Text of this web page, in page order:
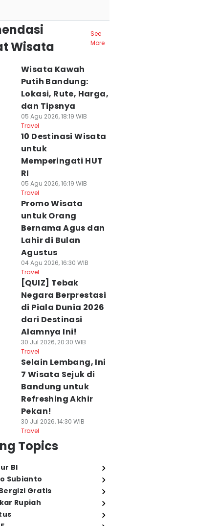
Wisata
See
More
Wisata Kawah
Putih Bandung:
Lokasi, Rute, Harga,
dan Tipsnya
05 Agu 2026, 18:19 WIB
Travel
10 Destinasi Wisata
untuk
Memperingati HUT
RI
05 Agu 2026, 16:19 WIB
Travel
Promo Wisata
untuk Orang
Bernama Agus dan
Lahir di Bulan
Agustus
04 Agu 2026, 16:30 WIB
Travel
[QUIZ] Tebak
Negara Berprestasi
di Piala Dunia 2026
dari Destinasi
Alamnya Ini!
30 Jul 2026, 20:30 WIB
Travel
Selain Lembang, Ini
7 Wisata Sejuk di
Bandung untuk
Refreshing Akhir
Pekan!
30 Jul 2026, 14:30 WIB
Travel
Topics
BI
Subianto
Gratis
Rupiah